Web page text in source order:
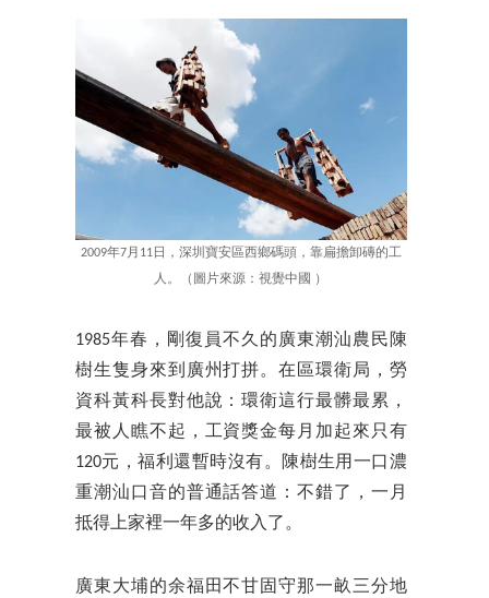
2009年7月11日，深圳寶安區西鄉碼頭，靠扁擔卸磚的工
人。（圖片來源：視覺中國 ）
1985年春，剛復員不久的廣東潮汕農民陳
樹生隻身來到廣州打拼。在區環衛局，勞
資科黃科長對他說：環衛這行最髒最累，
最被人瞧不起，工資獎金每月加起來只有
120元，福利還暫時沒有。陳樹生用一口濃
重潮汕口音的普通話答道：不錯了，一月
抵得上家裡一年多的收入了。
廣東大埔的余福田不甘固守那一畝三分地